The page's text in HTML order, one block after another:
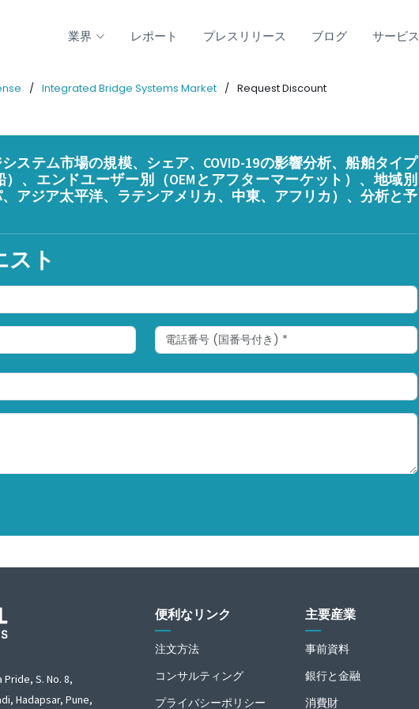
業界 レポート プレスリリース ブログ サービス
Integrated Bridge Systems Market Request Discount
ステム市場の規模、シェア、COVID-19の影響分析、船舶タイプ
、エンドユーザー別（OEMとアフターマーケット）、地域別
、アジア太平洋、ラテンアメリカ、中東、アフリカ）、分析と予
スト
S. No. 8,
Hadapsar, Pune,
便利なリンク
注文方法
コンサルティング
プライバシーポリシー
主要産業
事前資料
銀行と金融
消費財